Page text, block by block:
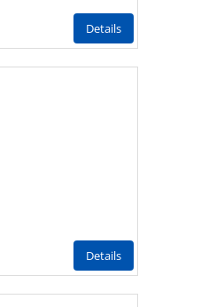
Details
Details